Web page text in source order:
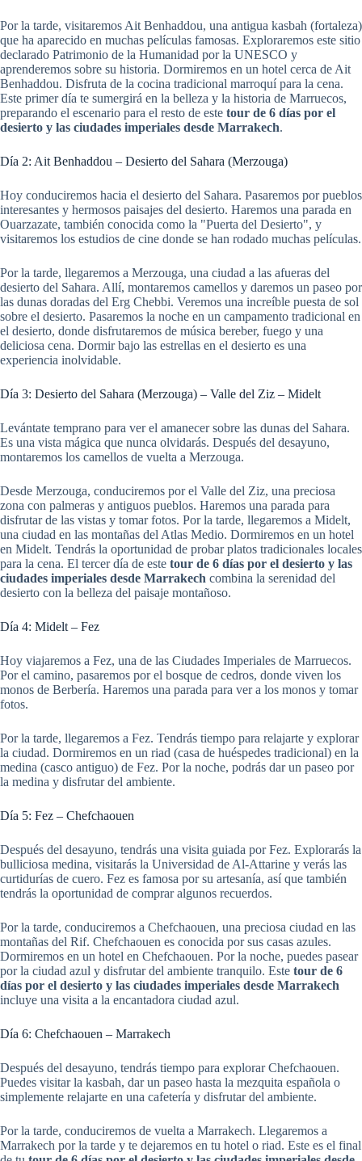
Por la tarde, visitaremos Ait Benhaddou, una antigua kasbah (fortaleza)
que ha aparecido en muchas películas famosas. Exploraremos este sitio
declarado Patrimonio de la Humanidad por la UNESCO y
aprenderemos sobre su historia. Dormiremos en un hotel cerca de Ait
Benhaddou. Disfruta de la cocina tradicional marroquí para la cena.
Este primer día te sumergirá en la belleza y la historia de Marruecos,
preparando el escenario para el resto de este tour de 6 días por el
desierto y las ciudades imperiales desde Marrakech.
Día 2: Ait Benhaddou – Desierto del Sahara (Merzouga)
Hoy conduciremos hacia el desierto del Sahara. Pasaremos por pueblos
interesantes y hermosos paisajes del desierto. Haremos una parada en
Ouarzazate, también conocida como la "Puerta del Desierto", y
visitaremos los estudios de cine donde se han rodado muchas películas.
Por la tarde, llegaremos a Merzouga, una ciudad a las afueras del
desierto del Sahara. Allí, montaremos camellos y daremos un paseo por
las dunas doradas del Erg Chebbi. Veremos una increíble puesta de sol
sobre el desierto. Pasaremos la noche en un campamento tradicional en
el desierto, donde disfrutaremos de música bereber, fuego y una
deliciosa cena. Dormir bajo las estrellas en el desierto es una
experiencia inolvidable.
Día 3: Desierto del Sahara (Merzouga) – Valle del Ziz – Midelt
Levántate temprano para ver el amanecer sobre las dunas del Sahara.
Es una vista mágica que nunca olvidarás. Después del desayuno,
montaremos los camellos de vuelta a Merzouga.
Desde Merzouga, conduciremos por el Valle del Ziz, una preciosa
zona con palmeras y antiguos pueblos. Haremos una parada para
disfrutar de las vistas y tomar fotos. Por la tarde, llegaremos a Midelt,
una ciudad en las montañas del Atlas Medio. Dormiremos en un hotel
en Midelt. Tendrás la oportunidad de probar platos tradicionales locales
para la cena. El tercer día de este tour de 6 días por el desierto y las
ciudades imperiales desde Marrakech combina la serenidad del
desierto con la belleza del paisaje montañoso.
Día 4: Midelt – Fez
Hoy viajaremos a Fez, una de las Ciudades Imperiales de Marruecos.
Por el camino, pasaremos por el bosque de cedros, donde viven los
monos de Berbería. Haremos una parada para ver a los monos y tomar
fotos.
Por la tarde, llegaremos a Fez. Tendrás tiempo para relajarte y explorar
la ciudad. Dormiremos en un riad (casa de huéspedes tradicional) en la
medina (casco antiguo) de Fez. Por la noche, podrás dar un paseo por
la medina y disfrutar del ambiente.
Día 5: Fez – Chefchaouen
Después del desayuno, tendrás una visita guiada por Fez. Explorarás la
bulliciosa medina, visitarás la Universidad de Al-Attarine y verás las
curtidurías de cuero. Fez es famosa por su artesanía, así que también
tendrás la oportunidad de comprar algunos recuerdos.
Por la tarde, conduciremos a Chefchaouen, una preciosa ciudad en las
montañas del Rif. Chefchaouen es conocida por sus casas azules.
Dormiremos en un hotel en Chefchaouen. Por la noche, puedes pasear
por la ciudad azul y disfrutar del ambiente tranquilo. Este tour de 6
días por el desierto y las ciudades imperiales desde Marrakech
incluye una visita a la encantadora ciudad azul.
Día 6: Chefchaouen – Marrakech
Después del desayuno, tendrás tiempo para explorar Chefchaouen.
Puedes visitar la kasbah, dar un paseo hasta la mezquita española o
simplemente relajarte en una cafetería y disfrutar del ambiente.
Por la tarde, conduciremos de vuelta a Marrakech. Llegaremos a
Marrakech por la tarde y te dejaremos en tu hotel o riad. Este es el final